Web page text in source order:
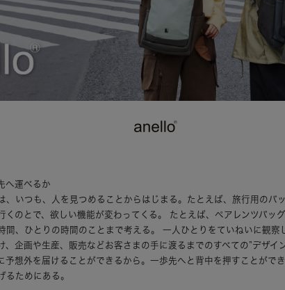
へ運べるか
、いつも、人を見つめることからはじまる。たとえば、旅行用のバ
くのとで、欲しい機能が変わってくる。 たとえば、ペアレンツバッ
間、ひとりの時間のことまで考える。 一人ひとりをていねいに観察
、企画や生産、販売などお客さまの手に渡るまでのすべての”デザイ
予想外を届けることができるから。一歩先へと背中を押すことがで
るためにある。